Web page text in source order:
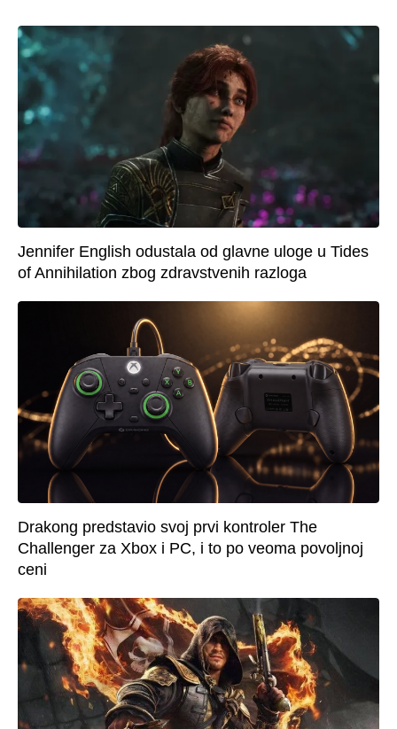
Jennifer English odustala od glavne uloge u Tides
of Annihilation zbog zdravstvenih razloga
Drakong predstavio svoj prvi kontroler The
Challenger za Xbox i PC, i to po veoma povoljnoj
ceni